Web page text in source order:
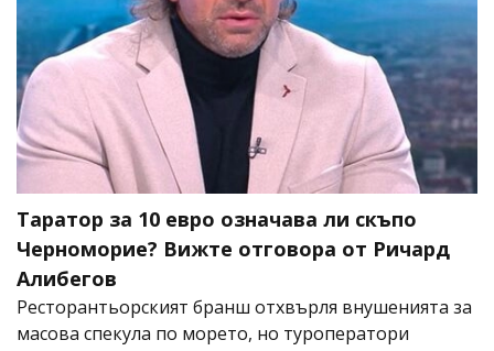
Таратор за 10 евро означава ли скъпо
Черноморие? Вижте отговора от Ричард
Алибегов
Ресторантьорският бранш отхвърля внушенията за
масова спекула по морето, но туроператори